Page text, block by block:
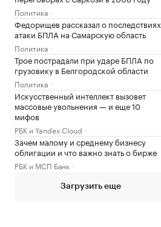
Политика
Федорищев рассказал о последствиях
атаки БПЛА на Самарскую область
Политика
Трое пострадали при ударе БПЛА по
грузовику в Белгородской области
Политика
Искусственный интеллект вызовет
массовые увольнения — и еще 10
мифов
РБК и Yandex Cloud
Зачем малому и среднему бизнесу
облигации и что важно знать о бирже
РБК и МСП Банк
Загрузить еще